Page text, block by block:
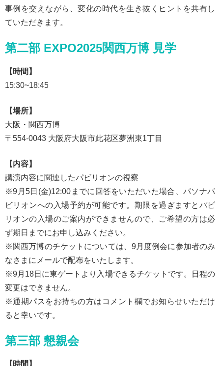
事例を交えながら、変化の時代を生き抜くヒントを共有し
ていただきます。
第二部 EXPO2025関西万博 見学
【時間】
15:30~18:45
【場所】
大阪・関西万博
〒554-0043 大阪府大阪市此花区夢洲東1丁目
【内容】
講演内容に関連したパビリオンの視察
※9月5日(金)12:00までに回答をいただいた場合、パソナパ
ビリオンへの入場予約が可能です。期限を過ぎますとパビ
リオンの入場のご案内ができませんので、ご希望の方は必
ず期日までにお申し込みください。
※関西万博のチケットについては、9月度例会に参加者のみ
なさまにメールで配布をいたします。
※9月18日に東ゲートより入場できるチケットです。日程の
変更はできません。
※通期パスをお持ちの方はコメント欄でお知らせいただけ
ると幸いです。
第三部 懇親会
【時間】